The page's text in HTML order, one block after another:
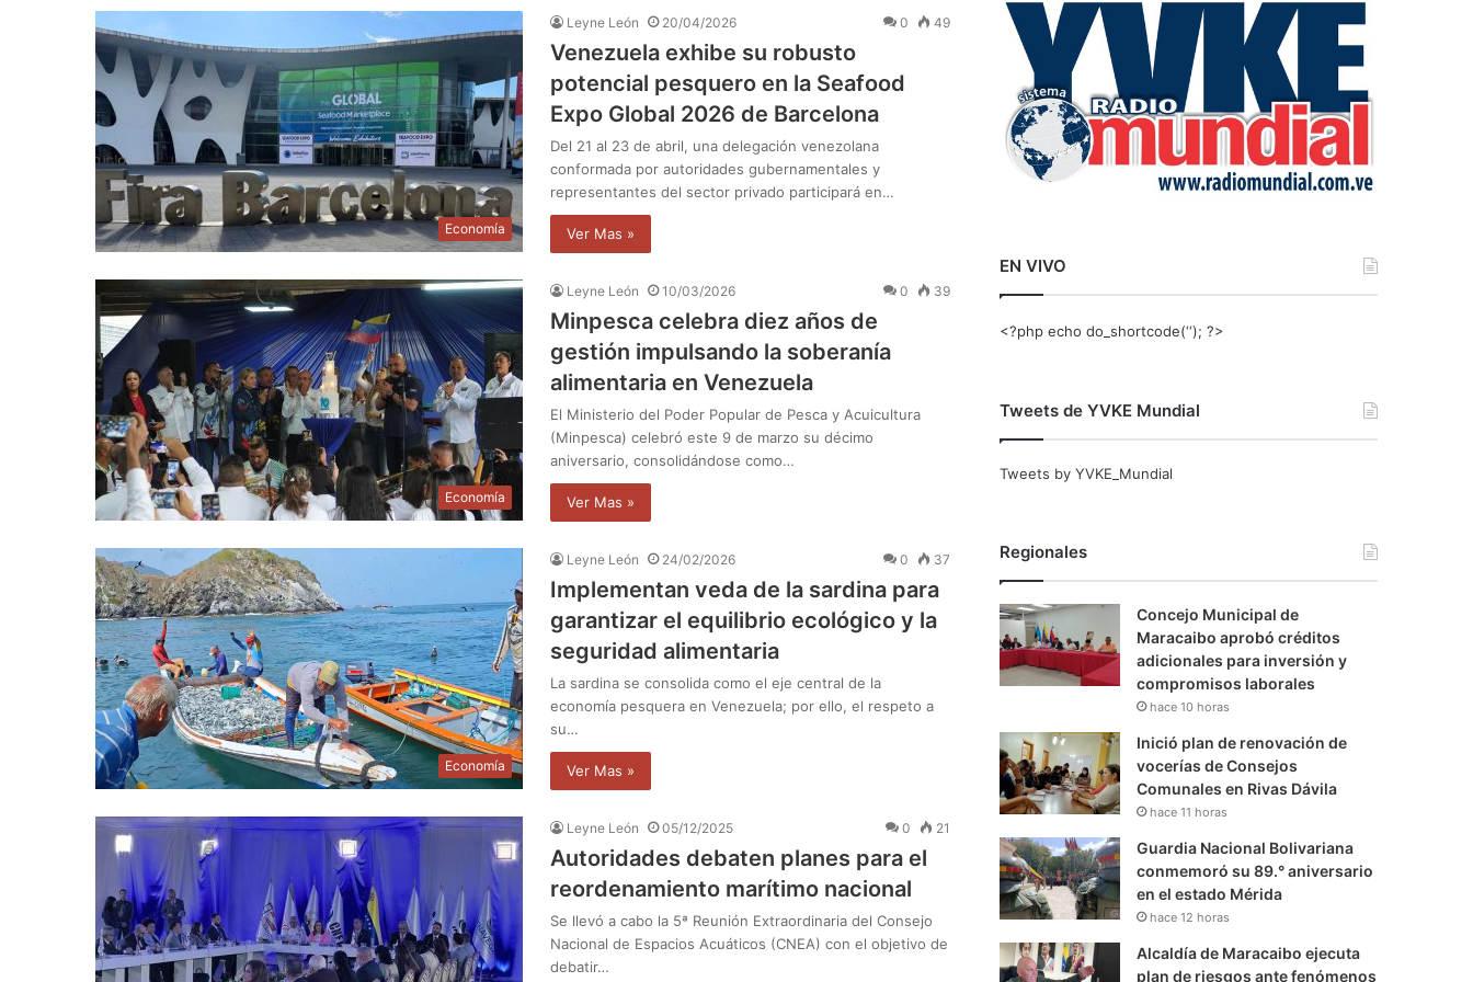
Economía
Leyne León 20/04/2026 0 49
Venezuela exhibe su robusto
potencial pesquero en la Seafood
Expo Global 2026 de Barcelona
Del 21 al 23 de abril, una delegación venezolana
conformada por autoridades gubernamentales y
representantes del sector privado participará en…
Ver Mas »
Economía
Leyne León 10/03/2026 0 39
Minpesca celebra diez años de
gestión impulsando la soberanía
alimentaria en Venezuela
El Ministerio del Poder Popular de Pesca y Acuicultura
(Minpesca) celebró este 9 de marzo su décimo
aniversario, consolidándose como…
Ver Mas »
Economía
Leyne León 24/02/2026 0 37
Implementan veda de la sardina para
garantizar el equilibrio ecológico y la
seguridad alimentaria
La sardina se consolida como el eje central de la
economía pesquera en Venezuela; por ello, el respeto a
su…
Ver Mas »
Leyne León 05/12/2025 0 21
Autoridades debaten planes para el
reordenamiento marítimo nacional
Se llevó a cabo la 5ª Reunión Extraordinaria del Consejo
Nacional de Espacios Acuáticos (CNEA) con el objetivo de
debatir…
r
EN VIVO
<?php echo do_shortcode(‘‘); ?>
Tweets de YVKE Mundial
Tweets by YVKE_Mundial
Regionales
Concejo Municipal de
Maracaibo aprobó créditos
adicionales para inversión y
compromisos laborales
hace 10 horas
Inició plan de renovación de
vocerías de Consejos
Comunales en Rivas Dávila
hace 11 horas
Guardia Nacional Bolivariana
conmemoró su 89.° aniversario
en el estado Mérida
hace 12 horas
Alcaldía de Maracaibo ejecuta
plan de riesgos ante fenómenos